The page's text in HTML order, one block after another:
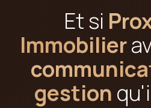
Et si
Immobilier
gestion